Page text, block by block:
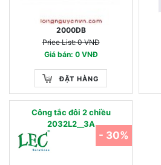
2000DB
Price List: 0 VNĐ
Giá bán: 0 VNĐ
ĐẶT HÀNG
Công tắc đôi 2 chiều
2032L2__3A
- 30%